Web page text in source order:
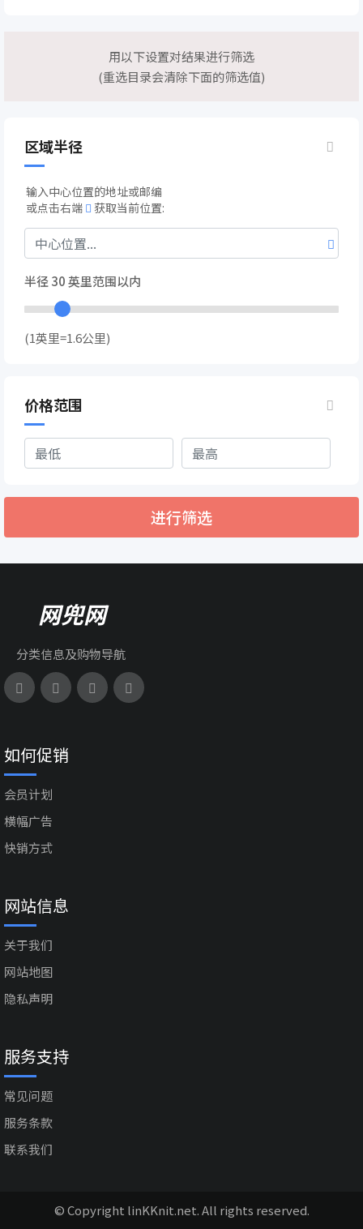
用以下设置对结果进行筛选
(重选目录会清除下面的筛选值)
区域半径
输入中心位置的地址或邮编
或点击右端
获取当前位置:
半径30英里范围以内
(1英里=1.6公里)
价格范围
进行筛选
网兜网
分类信息及购物导航
如何促销
会员计划
横幅广告
快销方式
网站信息
关于我们
网站地图
隐私声明
服务支持
常见问题
服务条款
联系我们
© Copyright linKKnit.net. All rights reserved.